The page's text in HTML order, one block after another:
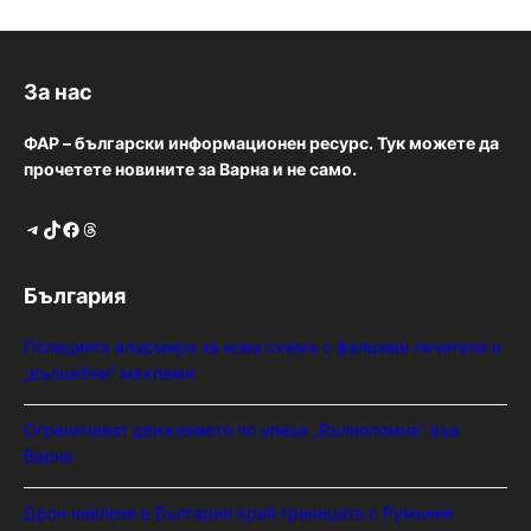
За нас
ФАР – български информационен ресурс. Тук можете да
прочетете новините за Варна и не само.
Telegram TikTok Facebook Threads
България
Полицията алармира за нова схема с фалшиви лечители и
„вълшебни“ мехлеми
Ограничават движението по улица „Вълноломна“ във
Варна
Дрон навлезе в България край границата с Румъния